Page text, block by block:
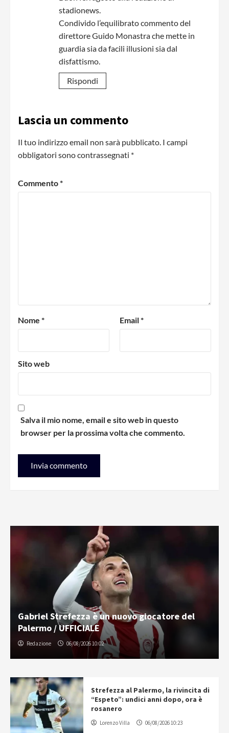
stadionews.
Condivido l’equilibrato commento del
direttore Guido Monastra che mette in
guardia sia da facili illusioni sia dal
disfattismo.
Rispondi
Lascia un commento
Il tuo indirizzo email non sarà pubblicato. I campi
obbligatori sono contrassegnati *
Commento*
Nome * Email*
Sito web
Salva il mio nome, email e sito web in questo
browser per la prossima volta che commento.
Gabriel Strefezza è un nuovo giocatore del
Palermo / UFFICIALE
Redazione 06/08/2026 10:02
Strefezza al Palermo, la rivincita di
“Espeto”: undici anni dopo, ora è
rosanero
Lorenzo Villa 06/08/2026 10:23